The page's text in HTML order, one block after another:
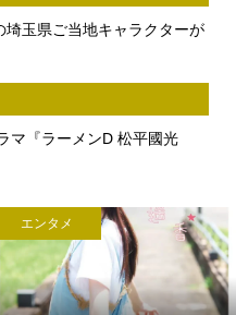
玉県ご当地キャラクターが
『ラーメンD 松平國光
エンタメ